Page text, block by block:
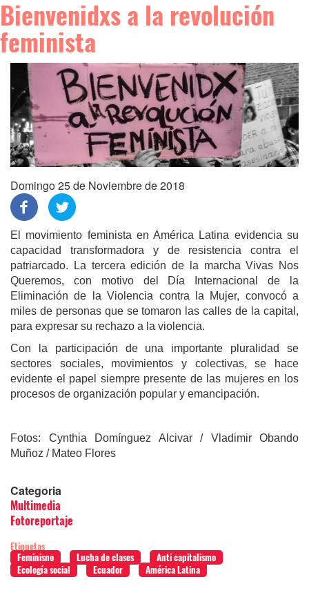
Bienvenidxs a la revolución
feminista
Domingo 25 de Noviembre de 2018
El movimiento feminista en América Latina evidencia su
capacidad transformadora y de resistencia contra el
patriarcado. La tercera edición de la marcha Vivas Nos
Queremos, con motivo del Día Internacional de la
Eliminación de la Violencia contra la Mujer, convocó a
miles de personas que se tomaron las calles de la capital,
para expresar su rechazo a la violencia.
Con la participación de una importante pluralidad se
sectores sociales, movimientos y colectivas, se hace
evidente el papel siempre presente de las mujeres en los
procesos de organización popular y emancipación.
Fotos: Cynthia Domínguez Alcivar / Vladimir Obando
Muñoz / Mateo Flores
Categoria
Multimedia
Fotoreportaje
Etiquetas
Feminisno
Lucha de clases
Anti capitalismo
Ecología social
Ecuador América Latina